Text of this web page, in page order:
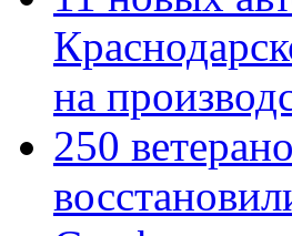
на
250